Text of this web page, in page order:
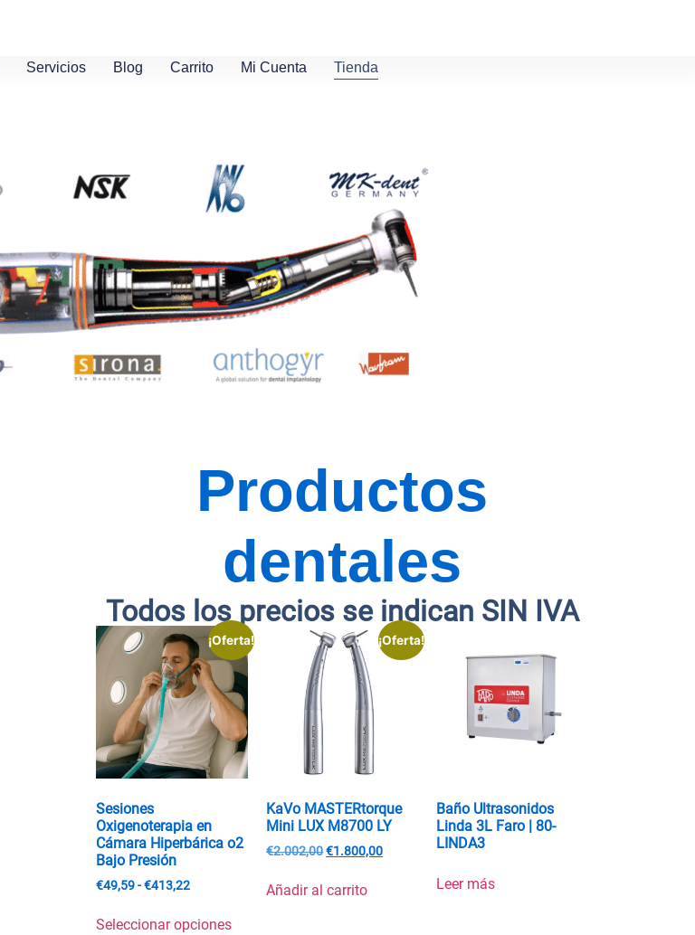
Servicios Blog Carrito Mi Cuenta Tienda
Productos
dentales
Todos los precios se indican SIN IVA
¡Oferta!
Sesiones
Oxigenoterapia en
Cámara Hiperbárica o2
Bajo Presión
€49,59-€413,22
Seleccionar opciones
¡Oferta!
KaVo MASTERtorque
Mini LUX M8700 LY
€2.002,00€1.800,00
Añadir al carrito
Baño Ultrasonidos
Linda 3L Faro | 80-
LINDA3
Leer más